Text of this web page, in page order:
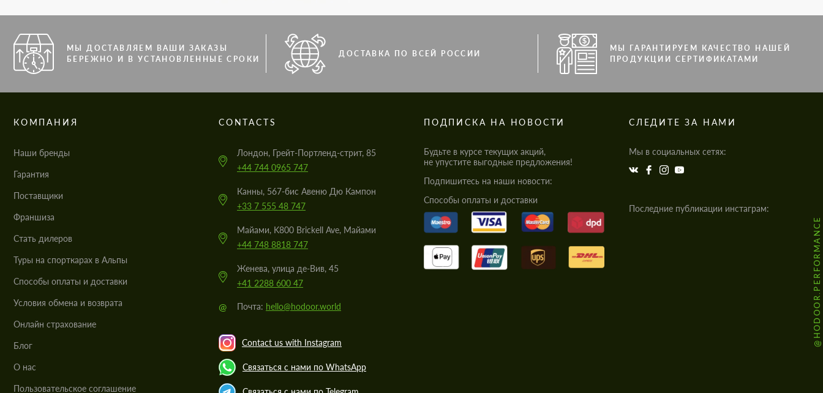
МЫ ДОСТАВЛЯЕМ ВАШИ ЗАКАЗЫ
БЕРЕЖНО И В УСТАНОВЛЕННЫЕ СРОКИ
ДОСТАВКА ПО ВСЕЙ РОССИИ
МЫ ГАРАНТИРУЕМ КАЧЕСТВО НАШЕЙ
ПРОДУКЦИИ СЕРТИФИКАТАМИ
КОМПАНИЯ
Наши бренды
Гарантия
Поставщики
Франшиза
Стать дилеров
Туры на спорткарах в Альпы
Cпособы оплаты и доставки
Условия обмена и возврата
Онлайн страхование
Блог
О нас
Пользовательское соглашение
CONTACTS
Лондон, Грейт-Портленд-стрит, 85
+44 744 0965 747
Канны, 567-бис Авеню Дю Кампон
+33 7 555 48 747
Майами, K800 Brickell Ave, Майами
+44 748 8818 747
Женева, улица де-Вив, 45
+41 2288 600 47
@ Почта: hello@hodoor.world
Contact us with Instagram
Связаться с нами по WhatsApp
ПОДПИСКА НА НОВОСТИ
Будьте в курсе текущих акций,
не упустите выгодные предложения!
Подпишитесь на наши новости:
Cпособы оплаты и доставки
СЛЕДИТЕ ЗА НАМИ
Мы в социальных сетях:
Последние публикации инстаграм:
@HODOOR.PERFORMANCE